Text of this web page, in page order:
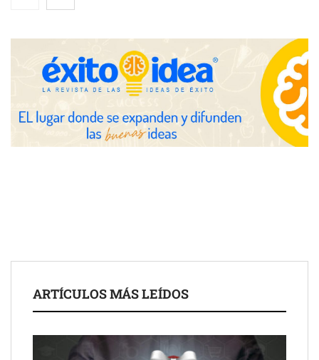
entrevistas y fotografía editorial
Gestoría Online reduce a unas horas el alta de autónomo
ARTÍCULOS MÁS LEÍDOS